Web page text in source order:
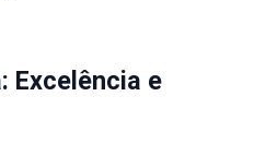
Excelência e